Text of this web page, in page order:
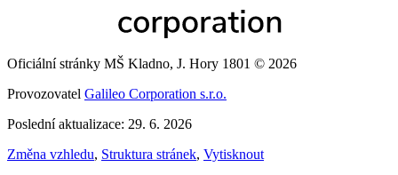
Oficiální stránky MŠ Kladno, J. Hory 1801 © 2026
Provozovatel Galileo Corporation s.r.o.
Poslední aktualizace: 29. 6. 2026
Změna vzhledu, Struktura stránek, Vytisknout